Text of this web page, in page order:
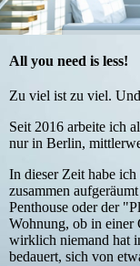
All you need is less!
Zu viel ist zu viel.
Seit 2016 arbeite ich
nur in Berlin,
In dieser Zeit habe
zusammen
Penthouse oder der
Wohnung, ob in einer
wirklich niemand hat
bedauert, sich von